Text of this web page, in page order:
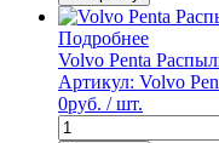
Подробнее
Volvo Penta
Артикул: Volvo
0руб. / шт.